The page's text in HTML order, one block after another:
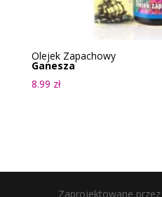
Olejek Zapachowy
Ganesza
8.99 zł
Zaprojektowane przez